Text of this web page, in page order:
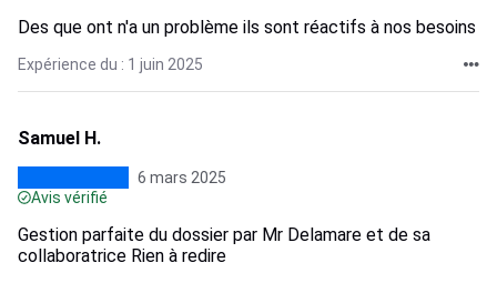
Des que ont n'a un problème ils sont réactifs à nos besoins
Expérience du : 1 juin 2025
Samuel H.
6 mars 2025
Avis vérifié
Gestion parfaite du dossier par Mr Delamare et de sa
collaboratrice Rien à redire